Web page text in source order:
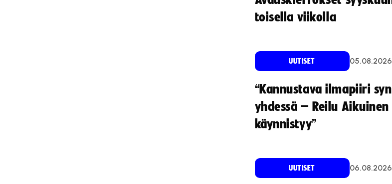
toisella viikolla
UUTISET 05.08.2026
“Kannustava ilmapiiri
yhdessä – Reilu
käynnistyy”
UUTISET 06.08.2026